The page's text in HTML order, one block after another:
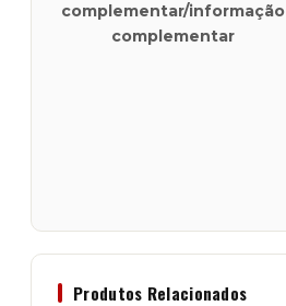
complementar/informação
complementar
Produtos Relacionados